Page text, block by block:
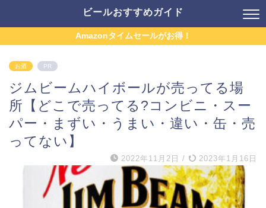
ビールおすすめガイド
Amazonタイムセールがお得！
お酒 PR
ジムビームハイボールが売ってる場
所【どこで売ってる?コンビニ・スー
パー・まずい・うまい・違い・缶・売
ってない】
2022年11月2日 / 2023年1月16日